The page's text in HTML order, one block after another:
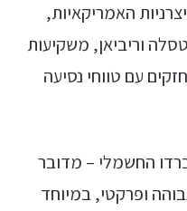
האמריקאיות,
וריביאן, משקיעות
עם טווחי נסיעה
החשמלי – מדובר
ופרקטי, במיוחד